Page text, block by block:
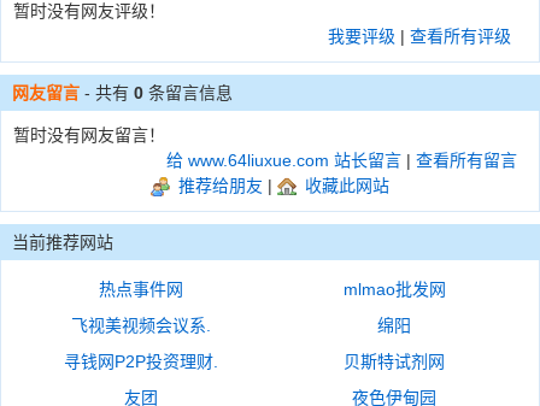
暂时没有网友评级！
我要评级 | 查看所有评级
网友留言 - 共有 0 条留言信息
暂时没有网友留言！
给 www.64liuxue.com 站长留言 | 查看所有留言
推荐给朋友 | 收藏此网站
当前推荐网站
热点事件网
mlmao批发网
飞视美视频会议系.
绵阳
寻钱网P2P投资理财.
贝斯特试剂网
友团
夜色伊甸园